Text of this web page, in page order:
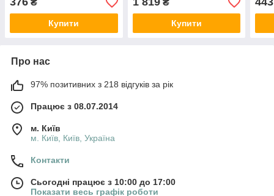
₴
Купити
₴
Купити
Про нас
97% позитивних з 218 відгуків за рік
Працює з 08.07.2014
м. Київ
м. Київ, Київ, Україна
Контакти
Сьогодні працює з 10:00 до 17:00
Показати весь графік роботи